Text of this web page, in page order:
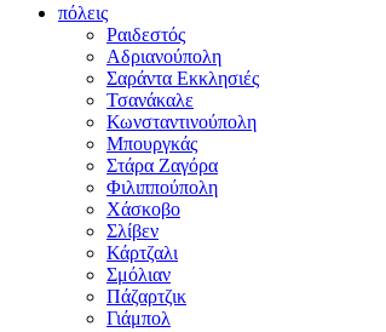
πόλεις
Ραιδεστός
Αδριανούπολη
Σαράντα Εκκλησιές
Τσανάκαλε
Κωνσταντινούπολη
Μπουργκάς
Στάρα Ζαγόρα
Φιλιππούπολη
Χάσκοβο
Σλίβεν
Κάρτζαλι
Σμόλιαν
Πάζαρτζικ
Γιάμπολ